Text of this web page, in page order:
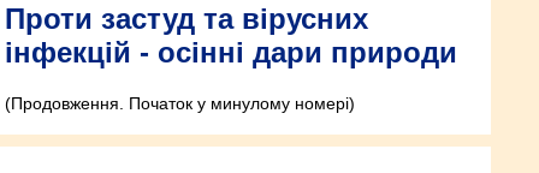
Проти застуд та вірусних
інфекцій - осінні дари природи
(Продовження. Початок у минулому номері)